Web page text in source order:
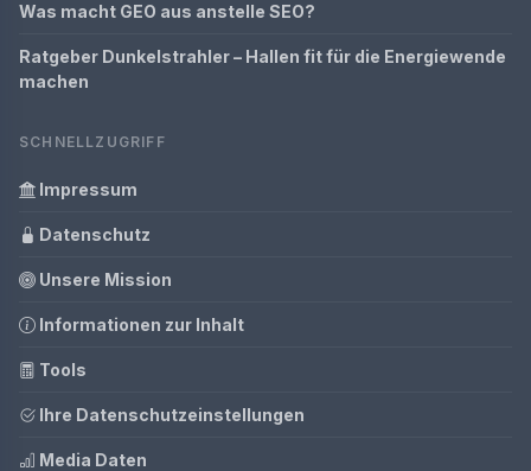
Was macht GEO aus anstelle SEO?
Ratgeber Dunkelstrahler – Hallen fit für die Energiewende
machen
SCHNELLZUGRIFF
Impressum
Datenschutz
Unsere Mission
Informationen zur Inhalt
Tools
Ihre Datenschutzeinstellungen
Media Daten